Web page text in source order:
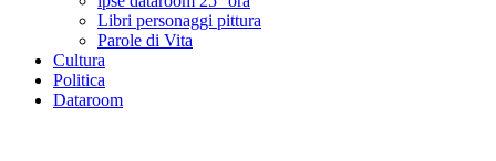
Libri personaggi pittura
Parole di Vita
Cultura
Politica
Dataroom